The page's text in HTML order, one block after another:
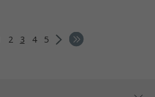
2 3 4 5